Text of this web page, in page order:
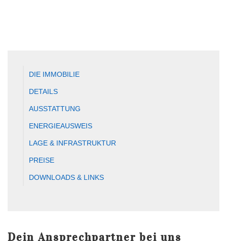
DIE IMMOBILIE
DETAILS
AUSSTATTUNG
ENERGIEAUSWEIS
LAGE & INFRASTRUKTUR
PREISE
DOWNLOADS & LINKS
Dein Ansprechpartner bei uns